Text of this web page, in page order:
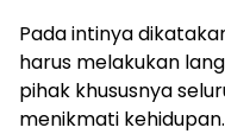
Pada intinya
harus melakukan
pihak khususnya
menikmati kehidupan.